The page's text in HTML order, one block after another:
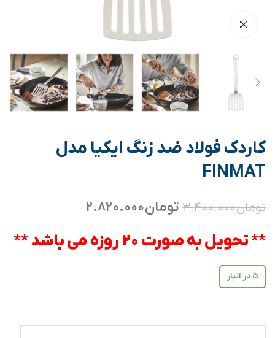
کاردک فولاد ضد زنگ ایکیا مدل
FINMAT
تومان۳.۴۰۰.۰۰۰ تومان
** تحویل به صورت 20 روزه می باشد **
5 در انبار